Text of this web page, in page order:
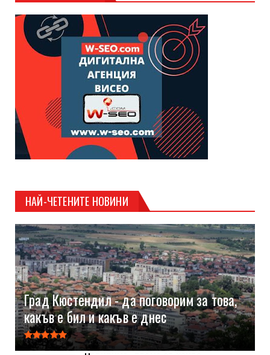
НАЙ-ЧЕТЕНИТЕ НОВИНИ
Град Кюстендил - да поговорим за това,
какъв е бил и какъв е днес